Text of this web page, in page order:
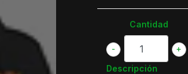
Cantidad
+
-
Descripción